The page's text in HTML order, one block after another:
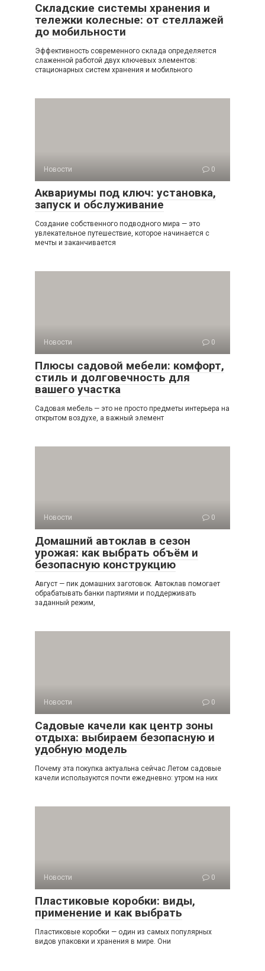
Складские системы хранения и
тележки колесные: от стеллажей
до мобильности
Эффективность современного склада определяется
слаженной работой двух ключевых элементов:
стационарных систем хранения и мобильного
Новости 0
Аквариумы под ключ: установка,
запуск и обслуживание
Создание собственного подводного мира — это
увлекательное путешествие, которое начинается с
мечты и заканчивается
Новости 0
Плюсы садовой мебели: комфорт,
стиль и долговечность для
вашего участка
Садовая мебель — это не просто предметы интерьера на
открытом воздухе, а важный элемент
Новости 0
Домашний автоклав в сезон
урожая: как выбрать объём и
безопасную конструкцию
Август — пик домашних заготовок. Автоклав помогает
обрабатывать банки партиями и поддерживать
заданный режим,
Новости 0
Садовые качели как центр зоны
отдыха: выбираем безопасную и
удобную модель
Почему эта покупка актуальна сейчас Летом садовые
качели используются почти ежедневно: утром на них
Новости 0
Пластиковые коробки: виды,
применение и как выбрать
Пластиковые коробки — один из самых популярных
видов упаковки и хранения в мире. Они